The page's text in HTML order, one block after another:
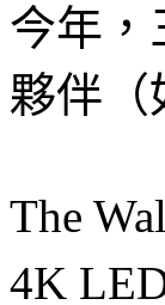
今年，
夥伴（
The
4K